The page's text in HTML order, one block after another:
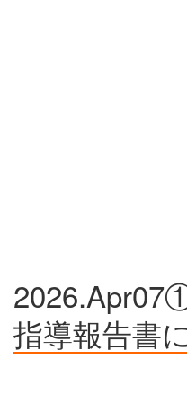
指導報告書